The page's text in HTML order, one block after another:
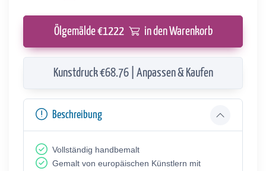
Ölgemälde €1222 in den Warenkorb
Kunstdruck €68.76 | Anpassen & Kaufen
Beschreibung
Vollständig handbemalt
Gemalt von europäischen Künstlern mit